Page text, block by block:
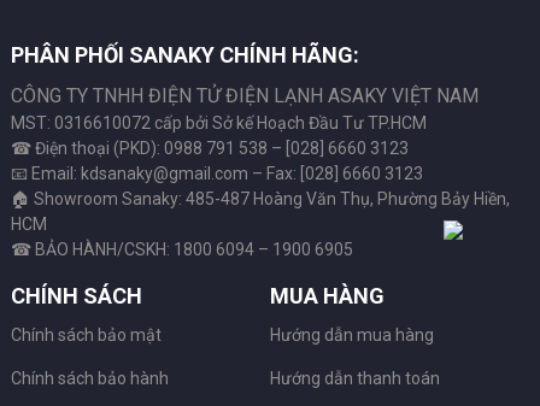
PHÂN PHỐI SANAKY CHÍNH HÃNG:
CÔNG TY TNHH ĐIỆN TỬ ĐIỆN LẠNH ASAKY VIỆT NAM
MST: 0316610072 cấp bởi Sở kế Hoạch Đầu Tư TP.HCM
☎ Điện thoại (PKD): 0988 791 538 – [028] 6660 3123
📧 Email: kdsanaky@gmail.com – Fax: [028] 6660 3123
🏠 Showroom Sanaky: 485-487 Hoàng Văn Thụ, Phường Bảy Hiền,
HCM
☎ BẢO HÀNH/CSKH: 1800 6094 – 1900 6905
CHÍNH SÁCH
Chính sách bảo mật
Chính sách bảo hành
MUA HÀNG
Hướng dẫn mua hàng
Hướng dẫn thanh toán